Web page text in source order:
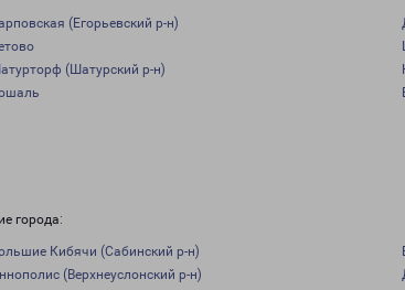
(Егорьевский р-н)
(Шатурский р-н)
города:
Кибячи (Сабинский р-н)
(Верхнеуслонский р-н)